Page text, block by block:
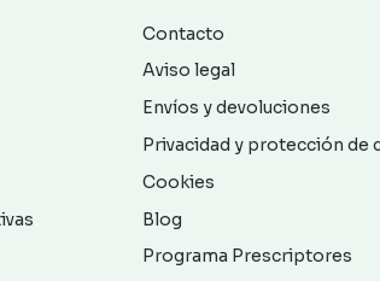
Contacto
Aviso legal
Envíos y devoluciones
Privacidad y protección de
Cookies
Blog
Programa Prescriptores